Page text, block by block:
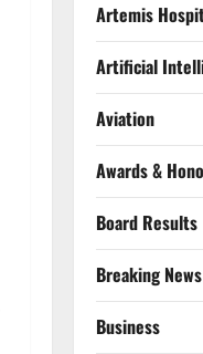
Artemis
Artificial
Aviation
Awards &
Board Results
Breaking News
Business